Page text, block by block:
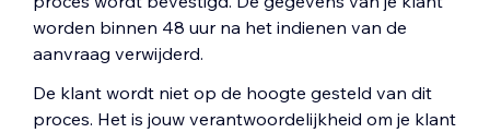
worden binnen 48 uur na het indienen van de
aanvraag verwijderd.
De klant wordt niet op de hoogte gesteld van dit
proces. Het is jouw verantwoordelijkheid om je klant